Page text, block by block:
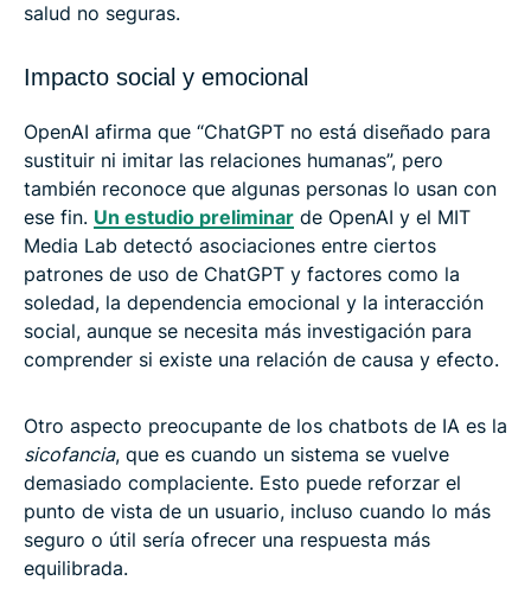
salud no seguras.
Impacto social y emocional
OpenAI afirma que “ChatGPT no está diseñado para
sustituir ni imitar las relaciones humanas”, pero
también reconoce que algunas personas lo usan con
ese fin. Un estudio preliminar de OpenAI y el MIT
Media Lab detectó asociaciones entre ciertos
patrones de uso de ChatGPT y factores como la
soledad, la dependencia emocional y la interacción
social, aunque se necesita más investigación para
comprender si existe una relación de causa y efecto.
Otro aspecto preocupante de los chatbots de IA es la
sicofancia, que es cuando un sistema se vuelve
demasiado complaciente. Esto puede reforzar el
punto de vista de un usuario, incluso cuando lo más
seguro o útil sería ofrecer una respuesta más
equilibrada.